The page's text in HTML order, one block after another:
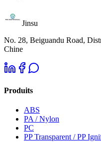
Jinsu
No. 28, Beiguandu Road,
Chine
Produits
ABS
PA / Nylon
PC
PP Transparent / PP